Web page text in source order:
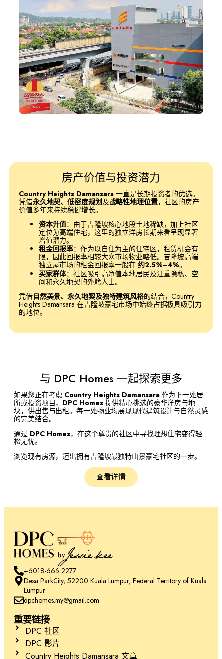
房产价值与投资潜力
Country Heights Damansara 一直是长期投资者的优选。
凭借永久地契、低密度规划及战略性地理位置，社区的房产
价值多年来持续稳健增长。
资本升值：由于吉隆坡核心地段土地稀缺，加上社区
定位为高端住宅，这里的独立洋房长期来看呈现显著
增值潜力。
租金回报率：作为以自住为主的住宅区，租赁机会有
限，因此回报率相较大众市场物业略低。吉隆坡高端
独立屋市场的租金回报率一般在 约2.5%–4%。
买家群体：社区吸引高净值本地居民及注重隐私、空
间和永久地契的外籍人士。
凭借自然美景、永久地契及独特建筑风格的结合，Country
Heights Damansara 在吉隆坡豪宅市场中始终占据极具吸引力
的地位。
与 DPC Homes 一起探索更多
如果您正在考虑 Country Heights Damansara 作为下一处居
所或投资项目， DPC Homes 提供精心挑选的豪华洋房与地
块，供出售与出租。每一处物业均展现现代建筑设计与自然灵感
的完美结合。
通过 DPC Homes，在这个尊贵的社区中寻找理想住宅变得轻
松无忧。
浏览现有房源，迈出拥有吉隆坡最独特山景豪宅社区的一步。
查看详情
+6018-666 2277
Desa ParkCity, 52200 Kuala Lumpur, Federal Territory of Kuala
Lumpur
dpchomes.my@gmail.com
重要链接
DPC 社区
DPC 影片
Country Heights Damansara 文章